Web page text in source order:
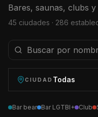
Bares, saunas, clubs
45 ciudades · 286
CIUDAD Todas
Bar bear Bar LGTBI+ Club